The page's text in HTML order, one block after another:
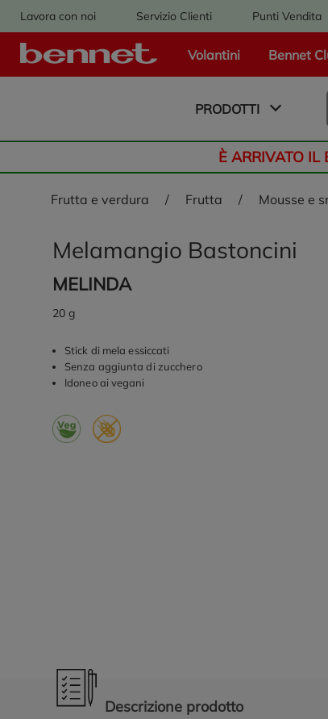
Lavora con noi Servizio Clienti Punti Vendita
Volantini Bennet
Logo Bennet - Torna alla homepage
PRODOTTI
È ARRIVATO IL
frutta e verdura / frutta / mousse
Melamangio Bastoncini
MELINDA
20 g
Stick di mela essiccati
Senza aggiunta di zucchero
Idoneo ai vegani
Descrizione prodotto